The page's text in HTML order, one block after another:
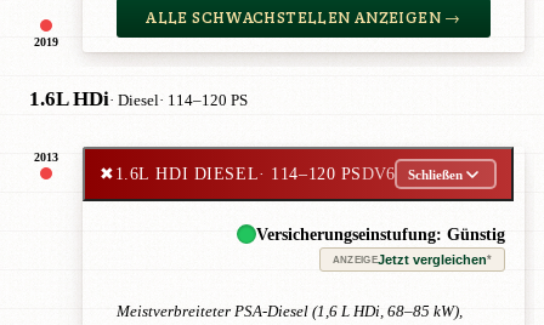
2019
ALLE SCHWACHSTELLEN ANZEIGEN →
1.6L HDi· Diesel· 114–120 PS
2013
✖1.6L HDI DIESEL· 114–120 PSDV6 Schließen
Versicherungseinstufung: Günstig
ANZEIGEJetzt vergleichen*
Meistverbreiteter PSA-Diesel (1,6 L HDi, 68–85 kW),